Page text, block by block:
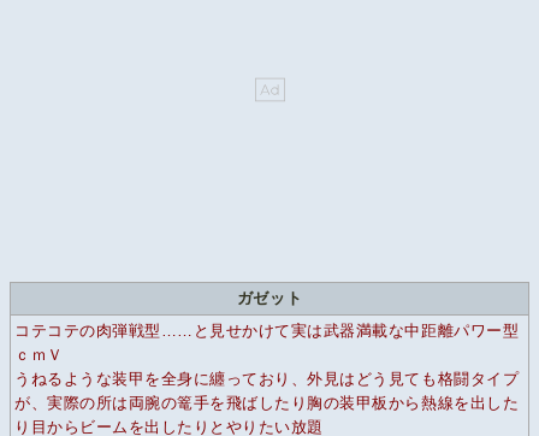
ガゼット
コテコテの肉弾戦型……と見せかけて実は武器満載な中距離パワー型
ｃｍＶ
うねるような装甲を全身に纏っており、外見はどう見ても格闘タイプ
が、実際の所は両腕の篭手を飛ばしたり胸の装甲板から熱線を出した
り目からビームを出したりとやりたい放題